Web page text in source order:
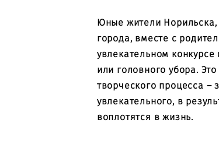
Юные жители
города, вместе с
увлекательном
или головного убора.
творческого процесса –
увлекательного, в
воплотятся в жизнь.